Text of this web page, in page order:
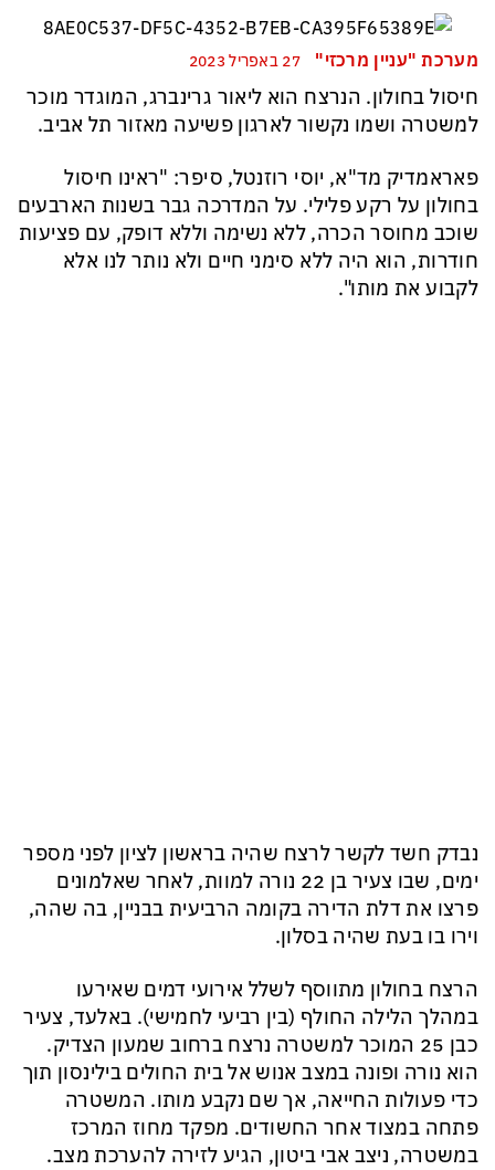
ומיירטים להגנה – טראמפ נשאר רק עם ציוצי האיום המגוחכים שלא מזיזים לטהרן
כמדיניות: כך הפכה ההוצאה להורג לכלי ההרתעה המרכזי של המשטר האיראני
א-סיסי, ארדואן ושליט קטאר מכנסים פגישת ״כיפה אדומה״ לנתניהו בנושא
מערכת "עניין מרכזי" 27 באפריל 2023
חיסול בחולון. הנרצח הוא ליאור גרינברג, המוגדר מוכר
למשטרה ושמו נקשור לארגון פשיעה מאזור תל אביב.
פאראמדיק מד"א, יוסי רוזנטל, סיפר: "ראינו חיסול
בחולון על רקע פלילי. על המדרכה גבר בשנות הארבעים
שוכב מחוסר הכרה, ללא נשימה וללא דופק, עם פציעות
חודרות, הוא היה ללא סימני חיים ולא נותר לנו אלא
לקבוע את מותו".
נבדק חשד לקשר לרצח שהיה בראשון לציון לפני מספר
ימים, שבו צעיר בן 22 נורה למוות, לאחר שאלמונים
פרצו את דלת הדירה בקומה הרביעית בבניין, בה שהה,
וירו בו בעת שהיה בסלון.
הרצח בחולון מתווסף לשלל אירועי דמים שאירעו
במהלך הלילה החולף (בין רביעי לחמישי). באלעד, צעיר
כבן 25 המוכר למשטרה נרצח ברחוב שמעון הצדיק.
הוא נורה ופונה במצב אנוש אל בית החולים בילינסון תוך
כדי פעולות החייאה, אך שם נקבע מותו. המשטרה
פתחה במצוד אחר החשודים. מפקד מחוז המרכז
במשטרה, ניצב אבי ביטון, הגיע לזירה להערכת מצב.